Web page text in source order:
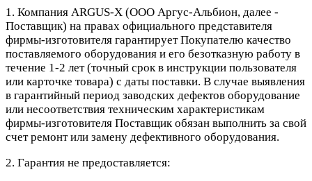
1. Компания ARGUS-X (ООО Аргус-Альбион, далее -
Поставщик) на правах официального представителя
фирмы-изготовителя гарантирует Покупателю качество
поставляемого оборудования и его безотказную работу в
течение 1-2 лет (точный срок в инструкции пользователя
или карточке товара) с даты поставки. В случае выявления
в гарантийный период заводских дефектов оборудование
или несоответствия техническим характеристикам
фирмы-изготовителя Поставщик обязан выполнить за свой
счет ремонт или замену дефективного оборудования.
2. Гарантия не предоставляется: